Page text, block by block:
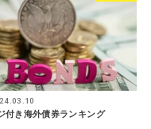
付き海外債券ランキング